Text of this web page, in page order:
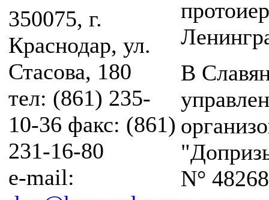
350075, г.
Краснодар, ул.
Стасова, 180
тел: (861) 235-
10-36 факс: (861)
231-16-80
e-mail:
В
N°